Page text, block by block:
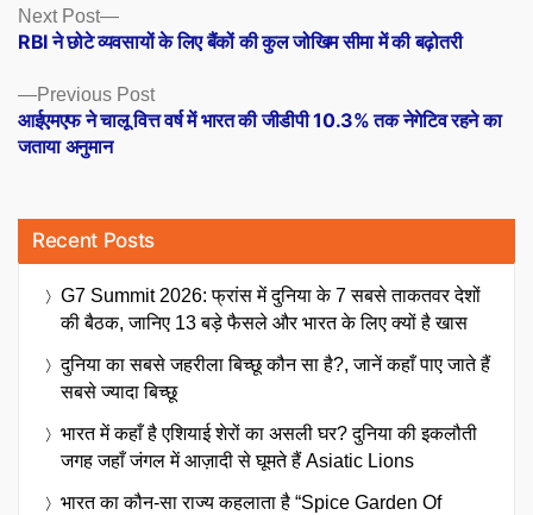
Posts
navigation
Previous PostPrevious
post:
आईएमएफ ने चालू वित्त वर्ष में भारत की जीडीपी 10.3% तक नेगेटिव रहने का
जताया अनुमान
Next Post
Next
post:
RBI ने छोटे व्यवसायों के लिए बैंकों की कुल जोखिम सीमा में की बढ़ोतरी
Recent Posts
G7 Summit 2026: फ्रांस में दुनिया के 7 सबसे ताकतवर देशों
की बैठक, जानिए 13 बड़े फैसले और भारत के लिए क्यों है खास
दुनिया का सबसे जहरीला बिच्छू कौन सा है?, जानें कहाँ पाए जाते हैं
सबसे ज्यादा बिच्छू
भारत में कहाँ है एशियाई शेरों का असली घर? दुनिया की इकलौती
जगह जहाँ जंगल में आज़ादी से घूमते हैं Asiatic Lions
भारत का कौन-सा राज्य कहलाता है “Spice Garden Of